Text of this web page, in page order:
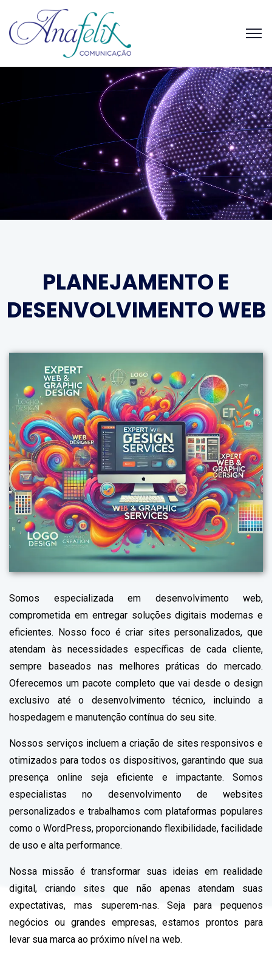
PLANEJAMENTO E
DESENVOLVIMENTO WEB
Somos especializada em desenvolvimento web,
comprometida em entregar soluções digitais modernas e
eficientes. Nosso foco é criar sites personalizados, que
atendam às necessidades específicas de cada cliente,
sempre baseados nas melhores práticas do mercado.
Oferecemos um pacote completo que vai desde o design
exclusivo até o desenvolvimento técnico, incluindo a
hospedagem e manutenção contínua do seu site.
Nossos serviços incluem a criação de sites responsivos e
otimizados para todos os dispositivos, garantindo que sua
presença online seja eficiente e impactante. Somos
especialistas no desenvolvimento de websites
personalizados e trabalhamos com plataformas populares
como o WordPress, proporcionando flexibilidade, facilidade
de uso e alta performance.
Nossa missão é transformar suas ideias em realidade
digital, criando sites que não apenas atendam suas
expectativas, mas superem-nas. Seja para pequenos
negócios ou grandes empresas, estamos prontos para
levar sua marca ao próximo nível na web.